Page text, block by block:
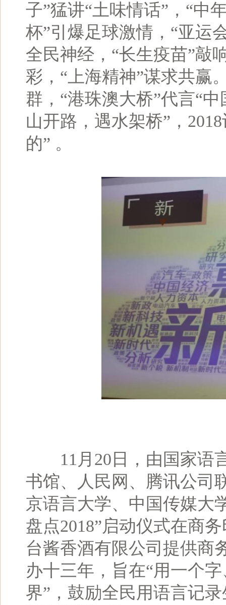
子”猛讲“土味情话”，“中
杯”引爆足球激情，“亚运
全民神经，“长生疫苗”敲
彩，“上海精神”谋求共赢
群，“港珠澳大桥”代言“
山开路，遇水架桥”，
的” 。
11月20日，由国家语
书馆、人民网、腾讯公司
京语言大学、中国传媒大
盘点2018”启动仪式在商
台酱香酒有限公司提供商
办十三年，旨在“用一个
界”，鼓励全民用语言记